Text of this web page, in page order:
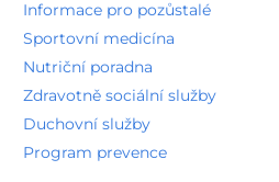
Informace pro pozůstalé
Sportovní medicína
Nutriční poradna
Zdravotně sociální služby
Duchovní služby
Program prevence